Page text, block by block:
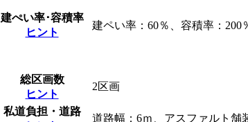
建ぺい率･容積率
ヒント
建ペい率：60％、容積率：200
総区画数
ヒント
2区画
私道負担・道路
道路幅：6ｍ、アスファルト舗